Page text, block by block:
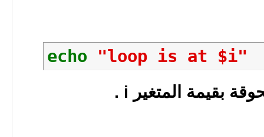
echo "loop is at $i"